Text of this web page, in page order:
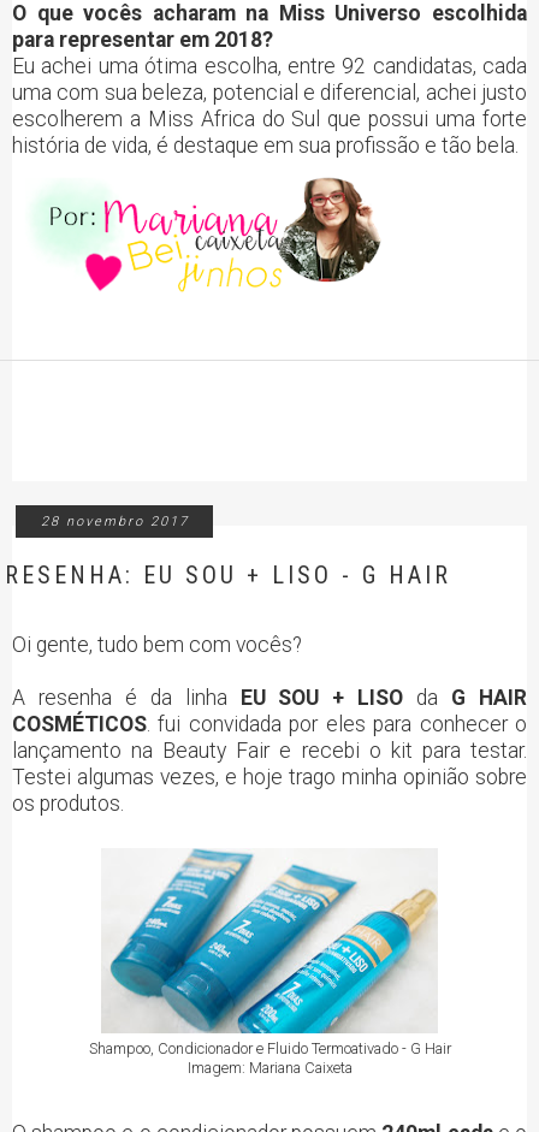
O que vocês acharam na Miss Universo escolhida
para representar em 2018?
Eu achei uma ótima escolha, entre 92 candidatas, cada
uma com sua beleza, potencial e diferencial, achei justo
escolherem a Miss Africa do Sul que possui uma forte
história de vida, é destaque em sua profissão e tão bela.
28 novembro 2017
RESENHA: EU SOU + LISO - G HAIR
Oi gente, tudo bem com vocês?
A resenha é da linha EU SOU + LISO da G HAIR
COSMÉTICOS . fui convidada por eles para conhecer o
lançamento na Beauty Fair e recebi o kit para testar.
Testei algumas vezes, e hoje trago minha opinião sobre
os produtos.
Shampoo, Condicionador e Fluido Termoativado - G Hair
Imagem: Mariana Caixeta